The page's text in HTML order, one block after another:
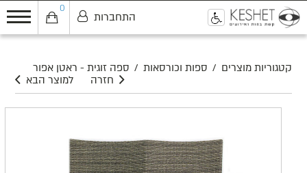
0
התחברות
קטגוריות מוצרים / ספות וכורסאות / ספה זוגית - ראטן אפור
למוצר הבא
חזרה